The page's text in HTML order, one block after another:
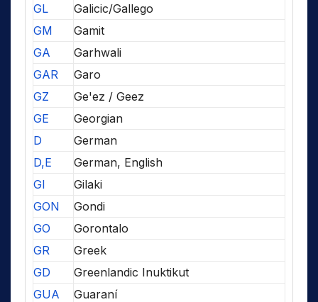
GL
Galicic/Gallego
GM
Gamit
GA
Garhwali
GAR
Garo
GZ
Ge'ez / Geez
GE
Georgian
D
German
D,E
German, English
GI
Gilaki
GON
Gondi
GO
Gorontalo
GR
Greek
GD
Greenlandic Inuktikut
GUA
Guaraní